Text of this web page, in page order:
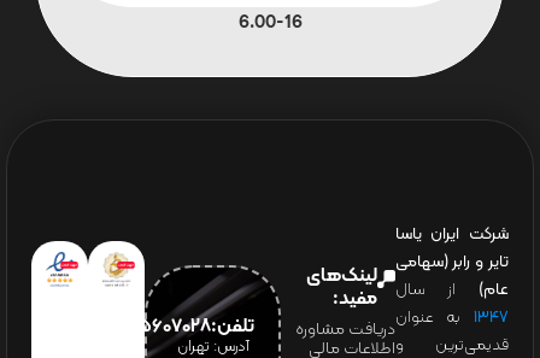
6.00-16
شرکت ایران یاسا
تایر و رابر (سهامی
عام) از سال
۱۳۴۷ به عنوان
قدیمی‌ترین و
لینک‌های
مفید:
دریافت مشاوره
اطلاعات مالی
تلفن:65607028(021)
آدرس: تهران